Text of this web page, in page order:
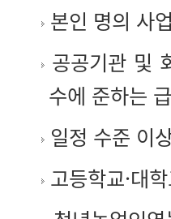
본인 명의 사
공공기관 및
수에 준하는
일정 수준 이
고등학교·대